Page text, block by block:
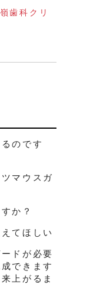
歯科クリ
のです
マウスガ
か？
てほしい
ドが必要
できます
上がるま